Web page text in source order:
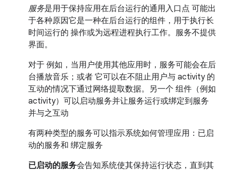
服务是用于保持应用在后台运行的通用入口点 可能出
于各种原因它是一种在后台运行的组件，用于执行长
时间运行的 操作或为远程进程执行工作。服务不提供
界面。
对于 例如，当用户使用其他应用时，服务可能会在后
台播放音乐；或者 它可以在不阻止用户与 activity 的
互动的情况下通过网络提取数据。另一个 组件（例如
activity）可以启动服务并让服务运行或绑定到服务
并与之互动
有两种类型的服务可以指示系统如何管理应用：已启
动的服务和 绑定服务
已启动的服务会告知系统使其保持运行状态，直到其